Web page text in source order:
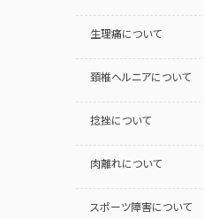
生理痛について
頚椎ヘルニアについて
捻挫について
肉離れについて
スポーツ障害について